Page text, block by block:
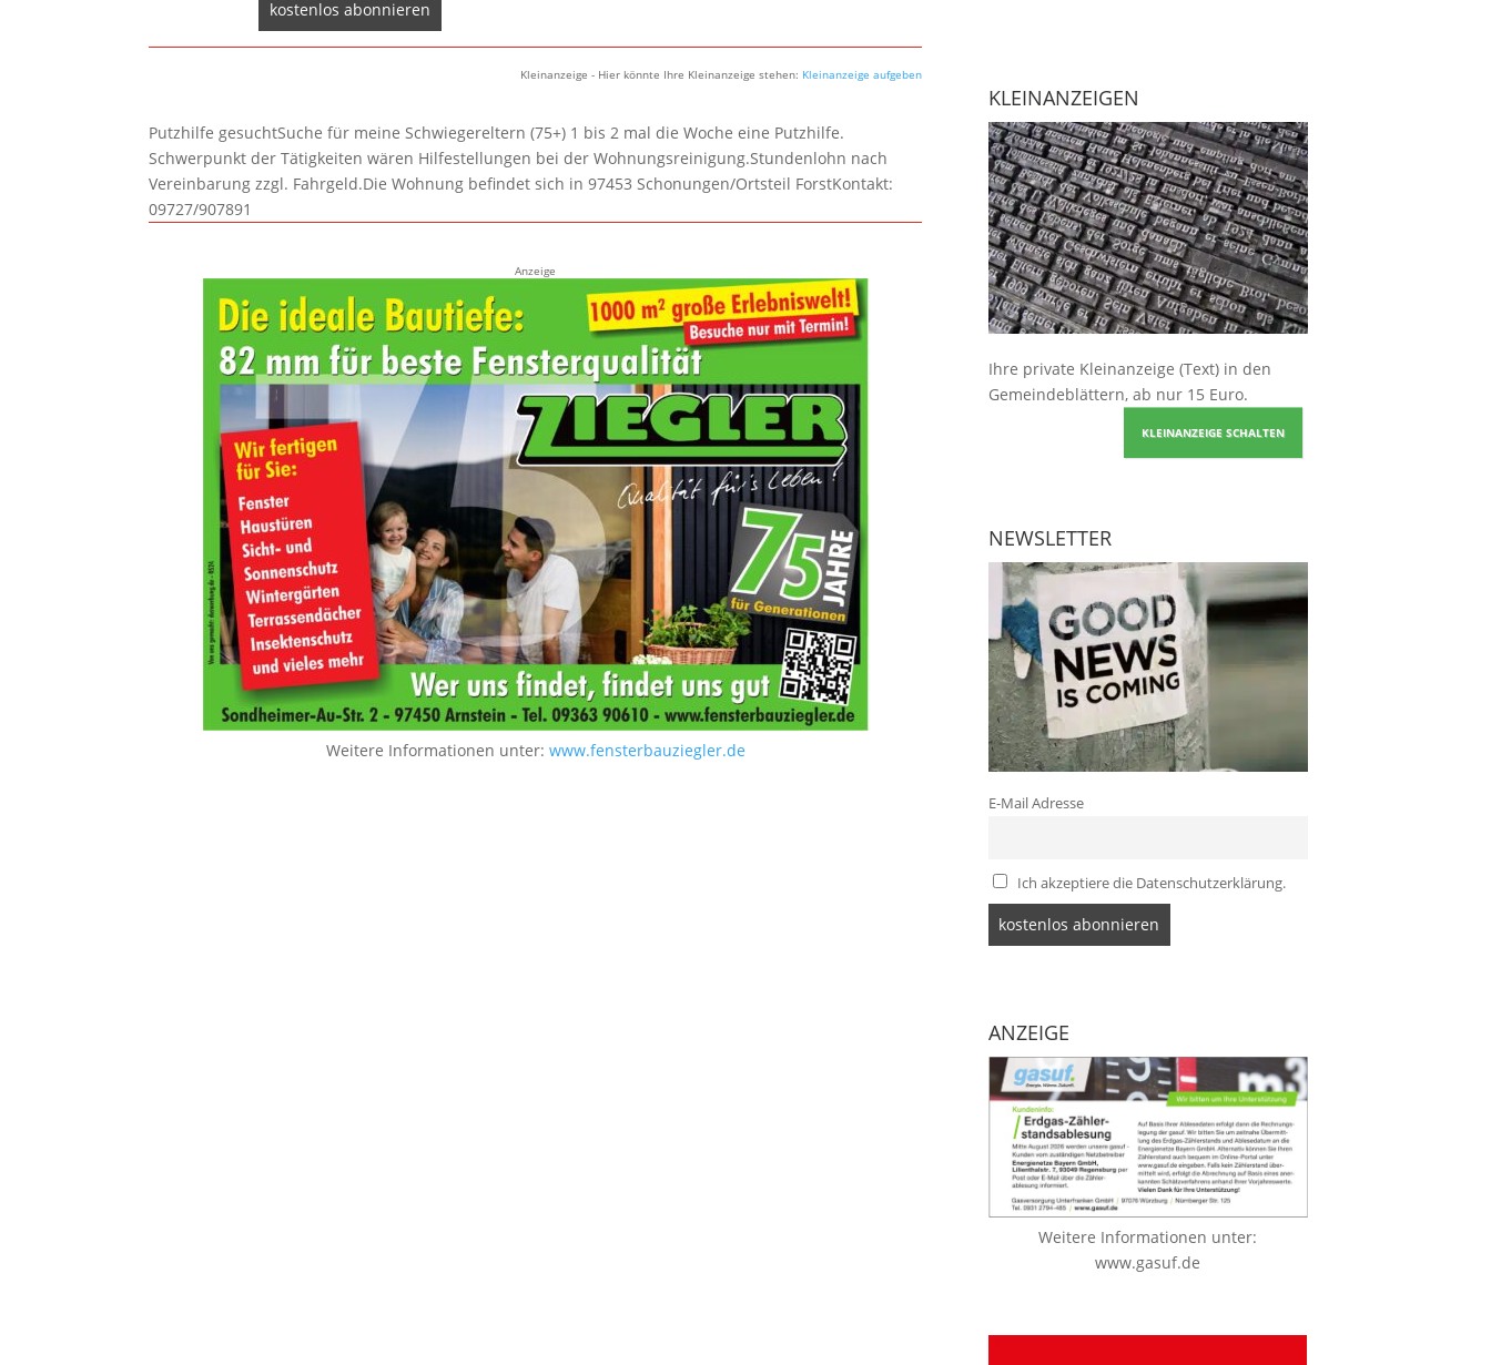
Kleinanzeige - Hier könnte Ihre Kleinanzeige stehen: Kleinanzeige aufgeben
Putzhilfe gesuchtSuche für meine Schwiegereltern (75+) 1 bis 2 mal die Woche eine Putzhilfe.
Schwerpunkt der Tätigkeiten wären Hilfestellungen bei der Wohnungsreinigung.Stundenlohn nach
Vereinbarung zzgl. Fahrgeld.Die Wohnung befindet sich in 97453 Schonungen/Ortsteil ForstKontakt:
09727/907891
Anzeige
Weitere Informationen unter: www.fensterbauziegler.de
KLEINANZEIGEN
Ihre private Kleinanzeige (Text) in den
Gemeindeblättern, ab nur 15 Euro.
KLEINANZEIGE SCHALTEN
NEWSLETTER
E-Mail Adresse
Ich akzeptiere die Datenschutzerklärung.
ANZEIGE
Weitere Informationen unter:
www.gasuf.de